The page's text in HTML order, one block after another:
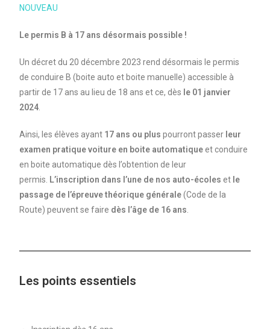
NOUVEAU
Le permis B à 17 ans désormais possible !
Un décret du 20 décembre 2023 rend désormais le permis
de conduire B (boite auto et boite manuelle) accessible à
partir de 17 ans au lieu de 18 ans et ce, dès le 01 janvier
2024
Ainsi, les élèves ayant 17 ans ou plus pourront passer leur
examen pratique voiture en boite automatiqueet conduire
en boite automatique dès l’obtention de leur
permis. L’inscription dans l’une de nos auto-écoles et le
passage de l’épreuve théorique générale(Code de la
Route) peuvent se faire dès l’âge de 16 ans
Les points essentiels